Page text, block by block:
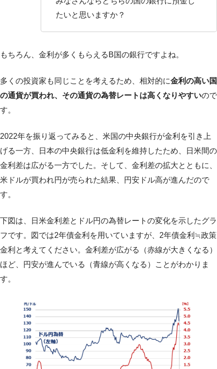
たいと思いますか？
もちろん、金利が多くもらえるB国の銀行ですよね。
多くの投資家も同じことを考えるため、相対的に金利の高い国
の通貨が買われ、その通貨の為替レートは高くなりやすいので
す。
2022年を振り返ってみると、米国の中央銀行が金利を引き上
げる一方、日本の中央銀行は低金利を維持したため、日米間の
金利差は広がる一方でした。そして、金利差の拡大とともに、
米ドルが買われ円が売られた結果、円安ドル高が進んだので
す。
下図は、日米金利差とドル円の為替レートの変化を示したグラ
フです。図では2年債金利を用いていますが、2年債金利≒政策
金利と考えてください。金利差が広がる（赤線が大きくなる）
ほど、円安が進んでいる（青線が高くなる）ことがわかりま
す。